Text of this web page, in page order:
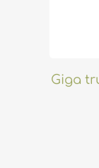
Giga